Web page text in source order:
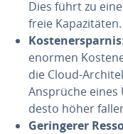
Dies führt zu
freie Ka­pa­zi­tä­ten.
Kos­ten­er­spar­nis
enormen
die Cloud-
Ansprüche
desto höher
Ge­rin­ge­rer